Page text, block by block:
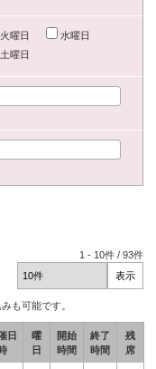
火曜日
水曜日
土曜日
1 - 10件 /93件
も可能です。
日
曜
日
開始
時間
終了
時間
残
席